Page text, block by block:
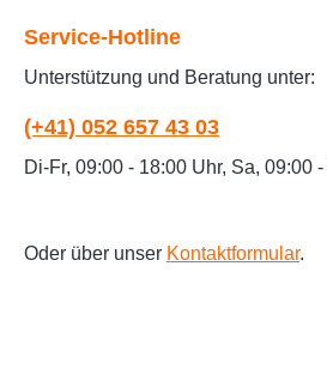
Service-Hotline
Unterstützung und Beratung unter:
(+41) 052 657 43 03
Di-Fr, 09:00 - 18:00 Uhr, Sa, 09:00
Oder über unser Kontaktformular.